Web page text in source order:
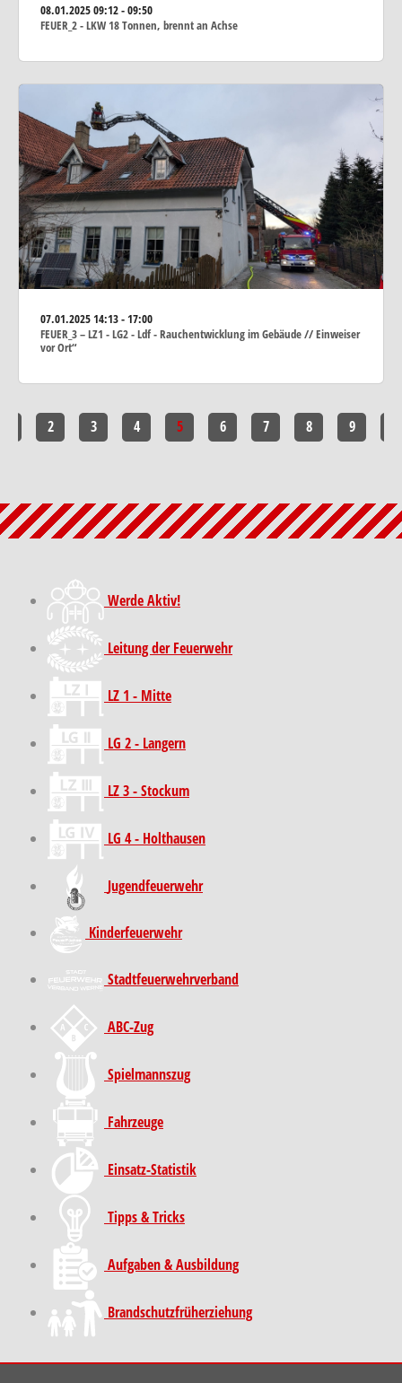
08.01.202509:12 - 09:50
FEUER_2 - LKW 18 Tonnen, brennt an Achse
07.01.202514:13 - 17:00
FEUER_3 – LZ1 - LG2 - Ldf - Rauchentwicklung im Gebäude // Einweiser
vor Ort“
2 3 4 5 6 7 8 9
Werde Aktiv!
Leitung der Feuerwehr
LZ 1 - Mitte
LG 2 - Langern
LZ 3 - Stockum
LG 4 - Holthausen
Jugendfeuerwehr
Kinder­feuer­wehr
Stadt­feuer­wehr­verband
ABC-Zug
Spielmannszug
Fahrzeuge
Einsatz-Statistik
Tipps & Tricks
Aufgaben & Ausbildung
Brand­schutz­früh­erziehung